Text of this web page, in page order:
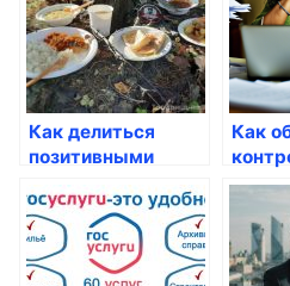
Как делиться
позитивными
примерами через
госуслуги
Как